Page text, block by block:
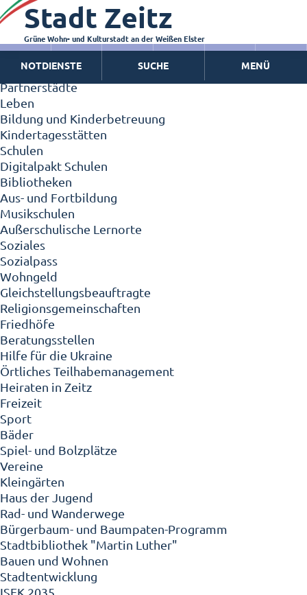
Zeitz - Die Kleinstadt
Willkommen in Zeitz!
Interview mit Oberbürgermeister Christian Thieme
Zeitz - Stadt der Zukunft
Ortschaften
Partnerstädte
Leben
Bildung und Kinderbetreuung
Kindertagesstätten
Schulen
Digitalpakt Schulen
Bibliotheken
Aus- und Fortbildung
Musikschulen
Außerschulische Lernorte
Soziales
Sozialpass
Wohngeld
Gleichstellungsbeauftragte
Religionsgemeinschaften
Friedhöfe
Beratungsstellen
Hilfe für die Ukraine
Örtliches Teilhabemanagement
Heiraten in Zeitz
Freizeit
Sport
Bäder
Spiel- und Bolzplätze
Vereine
Kleingärten
Haus der Jugend
Rad- und Wanderwege
Bürgerbaum- und Baumpaten-Programm
Stadtbibliothek "Martin Luther"
Bauen und Wohnen
Stadtentwicklung
ISEK 2035
Stadt Zeitz
Grüne Wohn- und Kulturstadt an der Weißen Elster
NOTDIENSTE SUCHE MENÜ